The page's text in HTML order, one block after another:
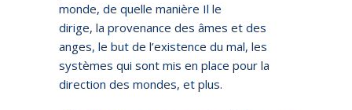
monde, de quelle manière Il le
dirige, la provenance des âmes et des
anges, le but de l’existence du mal, les
systèmes qui sont mis en place pour la
direction des mondes, et plus.